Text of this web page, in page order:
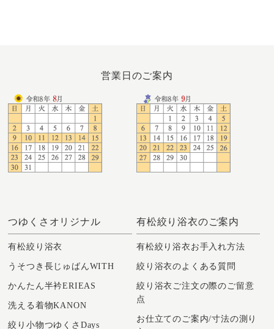
営業日のご案内
つゆくさオリジナル
有松絞り浴衣
うそつき長じゅばんWITH
かんたん半衿ERIEAS
洗える着物KANON
絞り小物つゆくさDays
有松絞り浴衣のご案内
有松絞り浴衣お手入れ方法
絞り浴衣のよくある質問
絞り浴衣ご注文の際のご留意
点
お仕立てのご案内/寸法の測り